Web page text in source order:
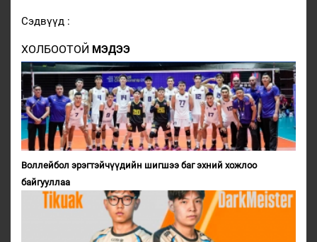
Сэдвүүд :
ХОЛБООТОЙ МЭДЭЭ
Воллейбол эрэгтэйчүүдийн шигшээ баг эхний хожлоо
байгууллаа